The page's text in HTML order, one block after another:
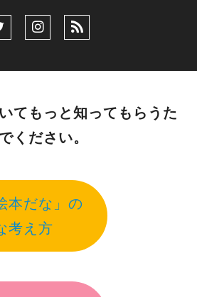
てもっと知ってもらうた
ください。
本だな」の
考え方